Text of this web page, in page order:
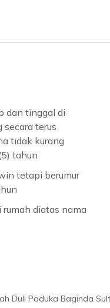
dan tinggal di
secara terus
tidak kurang
tahun
tetapi berumur
diatas nama
Duli Paduka Baginda